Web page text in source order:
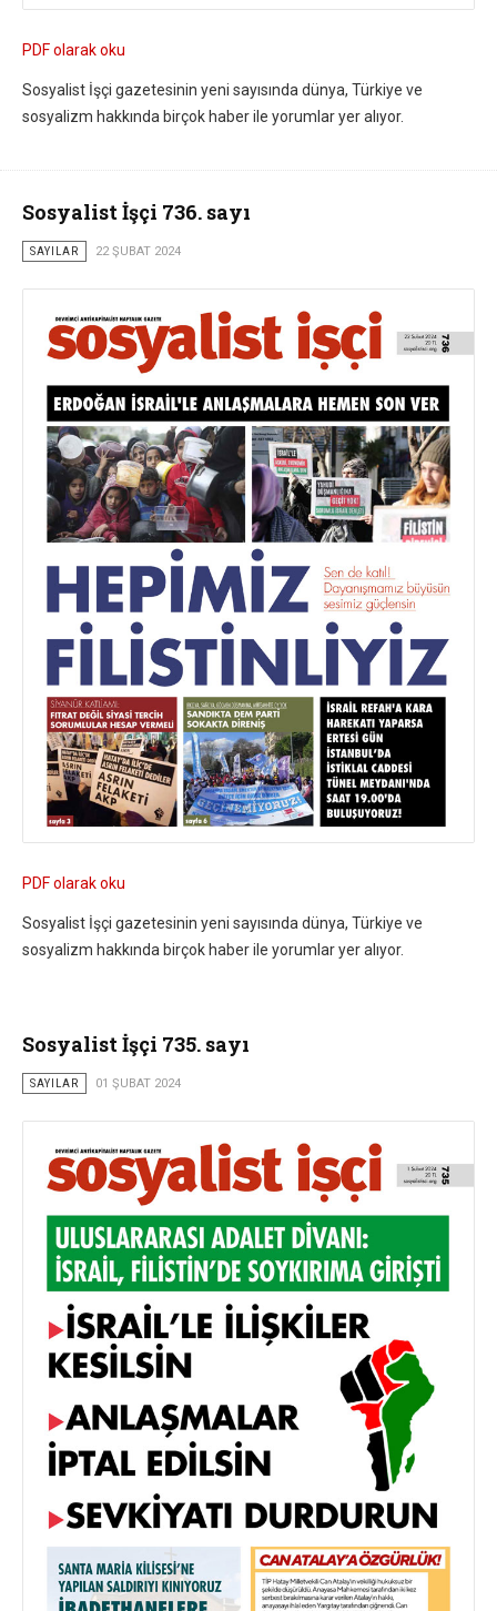
PDF olarak oku
Sosyalist İşçi gazetesinin yeni sayısında dünya, Türkiye ve
sosyalizm hakkında birçok haber ile yorumlar yer alıyor.
Sosyalist İşçi 736. sayı
SAYILAR 22 ŞUBAT 2024
PDF olarak oku
Sosyalist İşçi gazetesinin yeni sayısında dünya, Türkiye ve
sosyalizm hakkında birçok haber ile yorumlar yer alıyor.
Sosyalist İşçi 735. sayı
SAYILAR 01 ŞUBAT 2024